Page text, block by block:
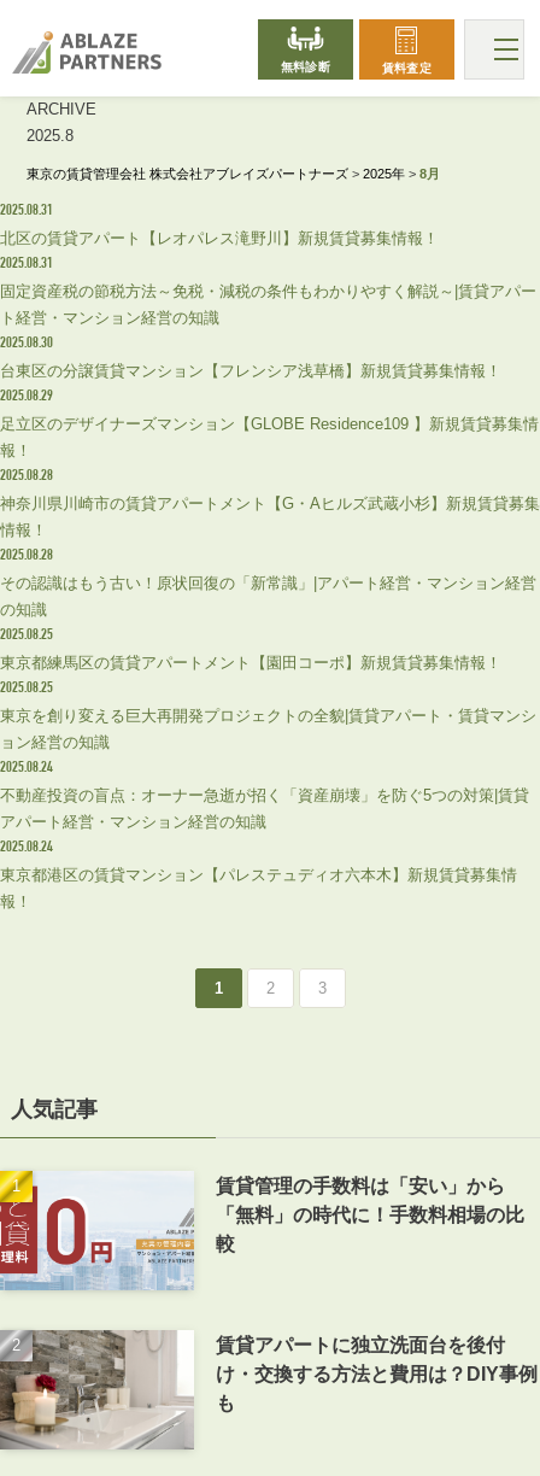
無料診断 賃料査定
ARCHIVE
2025.8
東京の賃貸管理会社 株式会社アブレイズパートナーズ >2025年 >8月
2025.08.31
北区の賃貸アパート【レオパレス滝野川】新規賃貸募集情報！
2025.08.31
固定資産税の節税方法～免税・減税の条件もわかりやすく解説～|賃貸アパー
ト経営・マンション経営の知識
2025.08.30
台東区の分譲賃貸マンション【フレンシア浅草橋】新規賃貸募集情報！
2025.08.29
足立区のデザイナーズマンション【GLOBE Residence109 】新規賃貸募集情
報！
2025.08.28
神奈川県川崎市の賃貸アパートメント【G・Aヒルズ武蔵小杉】新規賃貸募集
情報！
2025.08.28
その認識はもう古い！原状回復の「新常識」|アパート経営・マンション経営
の知識
2025.08.25
東京都練馬区の賃貸アパートメント【園田コーポ】新規賃貸募集情報！
2025.08.25
東京を創り変える巨大再開発プロジェクトの全貌|賃貸アパート・賃貸マンシ
ョン経営の知識
2025.08.24
不動産投資の盲点：オーナー急逝が招く「資産崩壊」を防ぐ5つの対策|賃貸
アパート経営・マンション経営の知識
2025.08.24
東京都港区の賃貸マンション【パレステュディオ六本木】新規賃貸募集情
報！
1 2 3
人気記事
賃貸管理の手数料は「安い」から
「無料」の時代に！手数料相場の比
較
賃貸アパートに独立洗面台を後付
け・交換する方法と費用は？DIY事例
も